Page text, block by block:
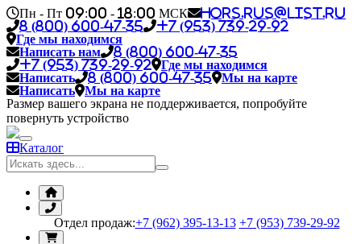
Пн - Пт 09:00 - 18:00 МСК
hors.rus@list.ru
8 (800) 600-47-35
+7 (953) 739-29-92
Где мы находимся
Написать нам
8 (800) 600-47-35
+7 (953) 739-29-92
Где мы находимся
Написать
8 (800) 600-47-35
Мы на карте
Написать
Мы на карте
Размер вашего экрана не поддерживается, попробуйте
повернуть устройство
Каталог
Отдел продаж:+7 (962) 395-13-13 +7 (953) 739-29-92